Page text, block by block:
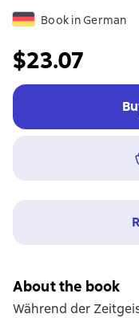
Book in German
$23.07
About the book
Während der